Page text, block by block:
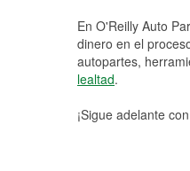
En O'Reilly Auto
dinero en el
autopartes,
lealtad.
¡Sigue adelante